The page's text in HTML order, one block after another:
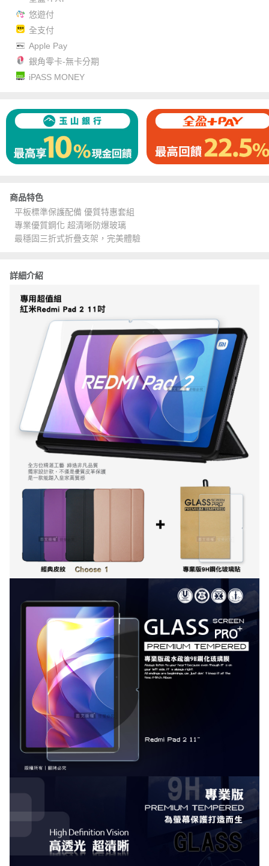
悠遊付
全支付
Apple Pay
銀角零卡-無卡分期
iPASS MONEY
商品特色
平板標準保護配備 優質特惠套組
專業優質鋼化 超清晰防爆玻璃
最穩固三折式折疊支架，完美體驗
詳細介紹